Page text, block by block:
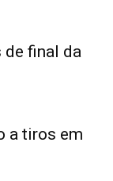
de final da
a tiros em